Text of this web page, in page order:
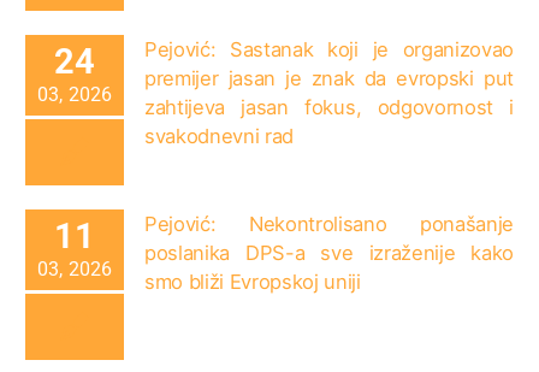
24
03, 2026
Pejović: Sastanak koji je organizovao
premijer jasan je znak da evropski put
zahtijeva jasan fokus, odgovornost i
svakodnevni rad
11
03, 2026
Pejović: Nekontrolisano ponašanje
poslanika DPS-a sve izraženije kako
smo bliži Evropskoj uniji